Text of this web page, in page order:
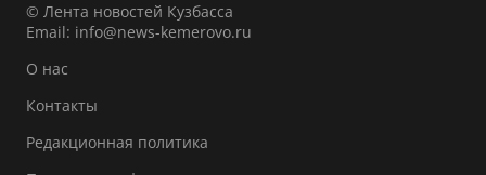
© Лента новостей Кузбасса
Email: info@news-kemerovo.ru
О нас
Контакты
Редакционная политика